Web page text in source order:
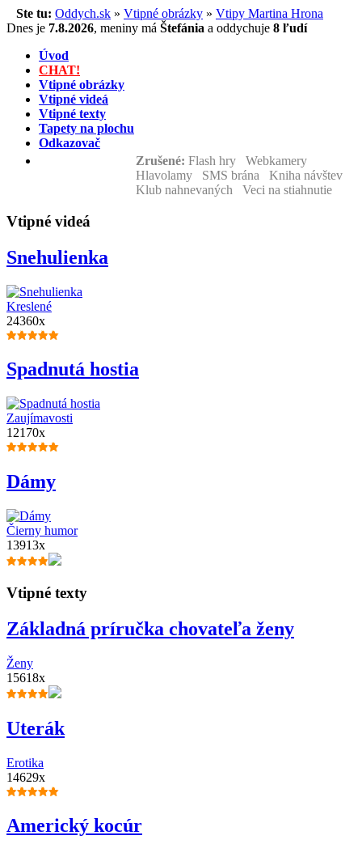
Ste tu: Oddych.sk » Vtipné obrázky » Vtipy Martina Hrona
Dnes je 7.8.2026, meniny má Štefánia a oddychuje 8 ľudí
Úvod
CHAT!
Vtipné obrázky
Vtipné videá
Vtipné texty
Tapety na plochu
Odkazovač
Zrušené: Flash hry Webkamery
Hlavolamy SMS brána Kniha návštev
Klub nahnevaných Veci na stiahnutie
Vtipné videá
Snehulienka
Kreslené
24360x
Spadnutá hostia
Zaujímavosti
12170x
Dámy
Čierny humor
13913x
Vtipné texty
Základná príručka chovateľa ženy
Ženy
15618x
Uterák
Erotika
14629x
Americký kocúr